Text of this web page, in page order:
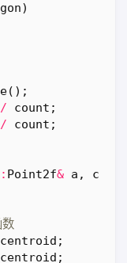
)
();
/ count ;
/ count ;
Point2f& a , cv
centroid ;
centroid ;